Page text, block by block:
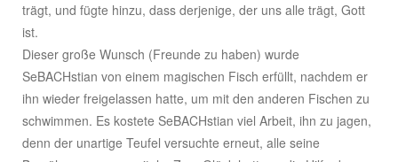
trägt, und fügte hinzu, dass derjenige, der uns alle trägt, Gott
ist.
Dieser große Wunsch (Freunde zu haben) wurde
SeBACHstian von einem magischen Fisch erfüllt, nachdem er
ihn wieder freigelassen hatte, um mit den anderen Fischen zu
schwimmen. Es kostete SeBACHstian viel Arbeit, ihn zu jagen,
denn der unartige Teufel versuchte erneut, alle seine